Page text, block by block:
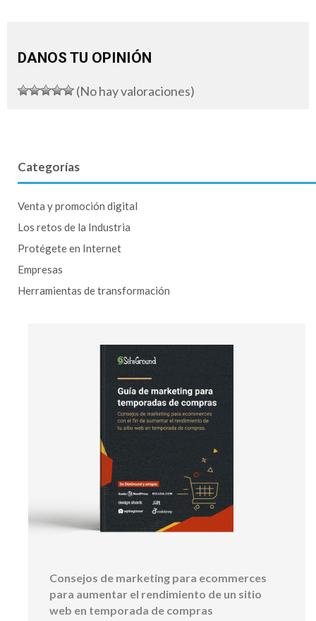
DANOS TU OPINIÓN
(No hay valoraciones)
Categorías
Venta y promoción digital
Los retos de la Industria
Protégete en Internet
Empresas
Herramientas de transformación
Consejos de marketing para ecommerces
para aumentar el rendimiento de un sitio
web en temporada de compras